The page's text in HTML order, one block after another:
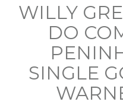
WILLY
DO
SINGLE